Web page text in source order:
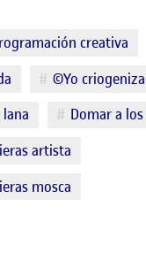
creativa
©Yo
Domar a
artista
mosca